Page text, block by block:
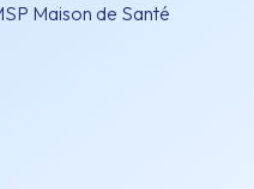
Maison de Santé